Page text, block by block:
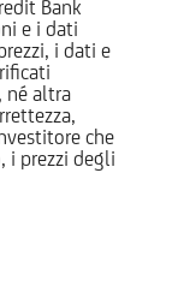
Bank
e i dati
i dati e
né altra
che
i prezzi degli